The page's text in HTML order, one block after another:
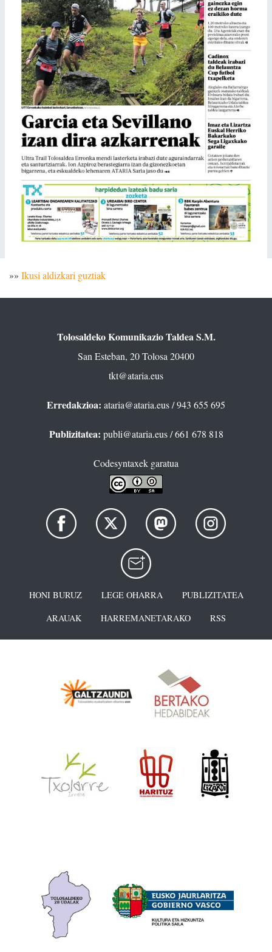
»» Ikusi aldizkari guztiak
Tolosaldeko Komunikazio Taldea S.M.
San Esteban, 20 Tolosa 20400
tkt@ataria.eus
Erredakzioa: ataria@ataria.eus/ 943 655 695
Publizitatea: publi@ataria.eus/ 661 678 818
Codesyntaxek garatua
HONI BURUZ LEGE OHARRA
PUBLIZITATEA
ARAUAK
HARREMANETARAKO RSS